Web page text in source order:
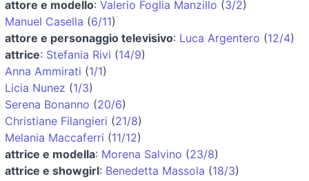
attore e modello: Valerio Foglia Manzillo (3/2)
Manuel Casella (6/11)
attore e personaggio televisivo: Luca Argentero (12/4)
attrice: Stefania Rivi (14/9)
Anna Ammirati (1/1)
Licia Nunez (1/3)
Serena Bonanno (20/6)
Christiane Filangieri (21/8)
Melania Maccaferri (11/12)
attrice e modella: Morena Salvino (23/8)
attrice e showgirl: Benedetta Massola (18/3)